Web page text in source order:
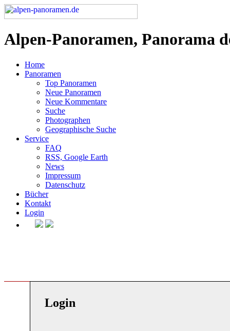
Alpen-Panoramen, Panorama
Home
Panoramen
Top Panoramen
Neue Panoramen
Neue Kommentare
Suche
Photographen
Geographische Suche
Service
FAQ
RSS, Google Earth
News
Impressum
Datenschutz
Bücher
Kontakt
Login
Login